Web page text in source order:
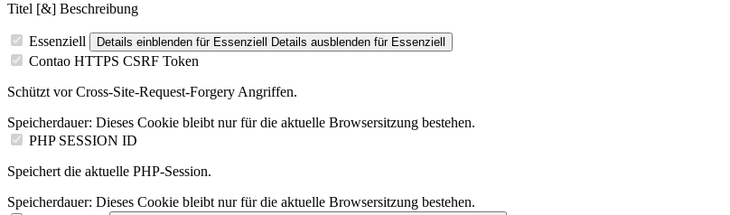
Titel [&] Beschreibung
Essenziell Details einblenden für Essenziell Details ausblenden für Essenziell
Contao HTTPS CSRF Token
Schützt vor Cross-Site-Request-Forgery Angriffen.
Speicherdauer: Dieses Cookie bleibt nur für die aktuelle Browsersitzung bestehen.
PHP SESSION ID
Speichert die aktuelle PHP-Session.
Speicherdauer: Dieses Cookie bleibt nur für die aktuelle Browsersitzung bestehen.